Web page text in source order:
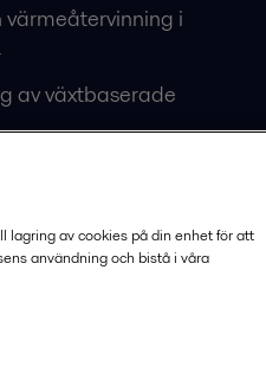
värmeåtervinning i
av växtbaserade
lagring av cookies på din enhet för att
användning och bistå i våra